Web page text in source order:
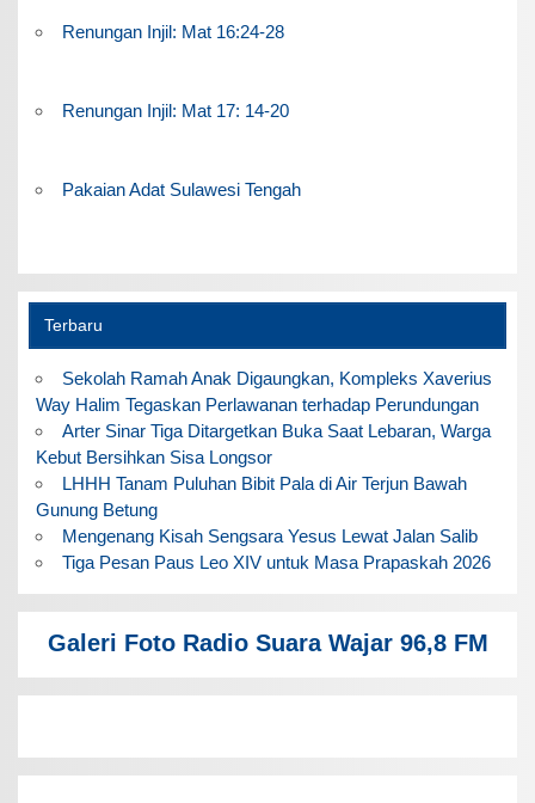
Renungan Injil: Mat 16:24-28
Renungan Injil: Mat 17: 14-20
Pakaian Adat Sulawesi Tengah
Terbaru
Sekolah Ramah Anak Digaungkan, Kompleks Xaverius
Way Halim Tegaskan Perlawanan terhadap Perundungan
Arter Sinar Tiga Ditargetkan Buka Saat Lebaran, Warga
Kebut Bersihkan Sisa Longsor
LHHH Tanam Puluhan Bibit Pala di Air Terjun Bawah
Gunung Betung
Mengenang Kisah Sengsara Yesus Lewat Jalan Salib
Tiga Pesan Paus Leo XIV untuk Masa Prapaskah 2026
Galeri Foto Radio Suara Wajar 96,8 FM